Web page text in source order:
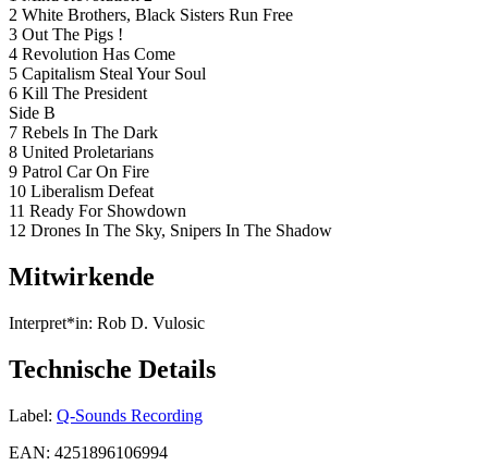
2 White Brothers, Black Sisters Run Free
3 Out The Pigs !
4 Revolution Has Come
5 Capitalism Steal Your Soul
6 Kill The President
Side B
7 Rebels In The Dark
8 United Proletarians
9 Patrol Car On Fire
10 Liberalism Defeat
11 Ready For Showdown
12 Drones In The Sky, Snipers In The Shadow
Mitwirkende
Interpret*in: Rob D. Vulosic
Technische Details
Label: Q-Sounds Recording
EAN: 4251896106994